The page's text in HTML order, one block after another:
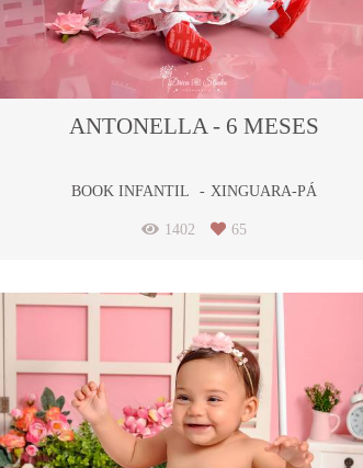
ANTONELLA - 6 MESES
BOOK INFANTIL XINGUARA-PÁ
1402 65